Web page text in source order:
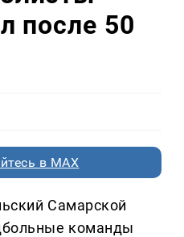
после 50
в MAX
Самарской
команды